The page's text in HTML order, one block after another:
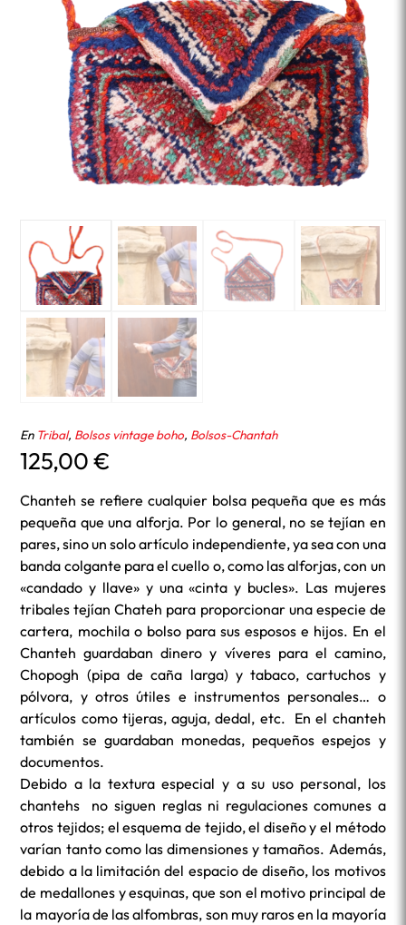
En Tribal, Bolsos vintage boho, Bolsos-Chantah
125,00€
Chanteh se refiere cualquier bolsa pequeña que es más
pequeña que una alforja. Por lo general, no se tejían en
pares, sino un solo artículo independiente, ya sea con una
banda colgante para el cuello o, como las alforjas, con un
«candado y llave» y una «cinta y bucles». Las mujeres
tribales tejían Chateh para proporcionar una especie de
cartera, mochila o bolso para sus esposos e hijos. En el
Chanteh guardaban dinero y víveres para el camino,
Chopogh (pipa de caña larga) y tabaco, cartuchos y
pólvora, y otros útiles e instrumentos personales… o
artículos como tijeras, aguja, dedal, etc. En el chanteh
también se guardaban monedas, pequeños espejos y
documentos.
Debido a la textura especial y a su uso personal, los
chantehs no siguen reglas ni regulaciones comunes a
otros tejidos; el esquema de tejido, el diseño y el método
varían tanto como las dimensiones y tamaños. Además,
debido a la limitación del espacio de diseño, los motivos
de medallones y esquinas, que son el motivo principal de
la mayoría de las alfombras, son muy raros en la mayoría